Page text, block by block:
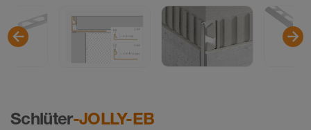
Schlüter-JOLLY-EB